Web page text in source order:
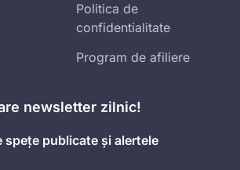
Politica de
confidentialitate
Program de afiliere
newsletter zilnic!
spețe publicate și alertele